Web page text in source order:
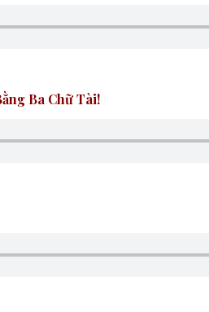
Ba Chữ Tài!